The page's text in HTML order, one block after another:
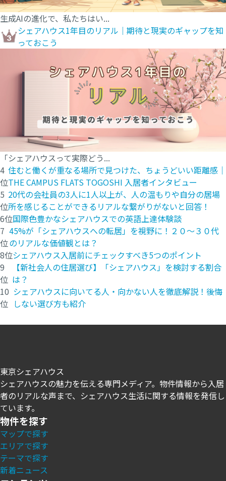
生成AIの進化で、私たちはい...
シェアハウス1年目のリアル｜期待と現実のギャップを知
っておこう
「シェアハウスって実際どう...
4
位
住むと働くが重なる場所で見つけた、ちょうどいい距離感｜
THE CAMPUS FLATS TOGOSHI 入居者インタビュー
5
位
20代の会社員の3人に1人以上が、人の温もりや自分の居場
所を感じることができるリアルな繋がりがないと回答！
6位国際色豊かなシェアハウスでの英語上達体験談
7
位
45%が「シェアハウスへの転居」を視野に！２０〜３０代
のリアルな価値観とは？
8位シェアハウス入居前にチェックすべき5つのポイント
9
位
【新社会人の住居選び】「シェアハウス」を検討する割合
は？
10
位
シェアハウスに向いてる人・向かない人を徹底解説！後悔
しない選び方も紹介
東京シェアハウス
シェアハウスの魅力を伝える専門メディア。物件情報から入居
者のリアルな声まで、シェアハウス生活に関する情報を発信し
ています。
物件を探す
マップで探す
エリアで探す
テーマで探す
新着ニュース